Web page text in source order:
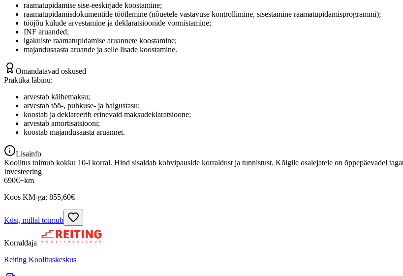
raamatupidamise sise-eeskirjade koostamine;
raamatupidamisdokumentide töötlemine (nõuetele vastavuse kontrollimine, sisestamine raamatupidamisprogrammi);
tööjõu kulude arvestamine ja deklaratsioonide vormistamine;
INF aruanded;
igakuiste raamatupidamise aruannete koostamine;
majandusaasta aruande ja selle lisade koostamine.
Omandatavad oskused
Praktika läbinu:
arvestab käibemaksu;
arvestab töö-, puhkuse- ja haigustasu;
koostab ja deklareerib erinevaid maksudeklaratsioone;
arvestab amortisatsiooni;
koostab majandusaasta aruannet.
Lisainfo
Koolitus toimub kokku 10-l korral. Hind sisaldab kohvipauside korraldust ja tunnistust. Kõigile osalejatele on õppepäevadel
Investeering
690€+km
Koos KM-ga: 855,60€
Küsi, millal toimub
Korraldaja
Reiting Koolituskeskus